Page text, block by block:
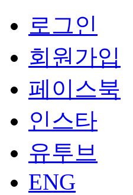
로그인
회원가입
페이스북
인스타
유투브
ENG